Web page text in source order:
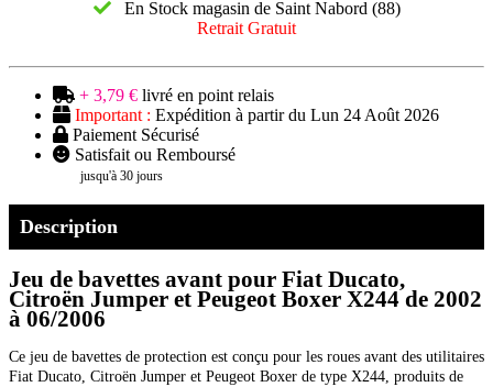
En Stock magasin de Saint Nabord (88)
Retrait Gratuit
+ 3,79 € livré en point relais
Important : Expédition à partir du Lun 24 Août 2026
Paiement Sécurisé
Satisfait ou Remboursé
jusqu'à 30 jours
Description
Jeu de bavettes avant pour Fiat Ducato,
Citroën Jumper et Peugeot Boxer X244 de 2002
à 06/2006
Ce jeu de bavettes de protection est conçu pour les roues avant des utilitaires
Fiat Ducato, Citroën Jumper et Peugeot Boxer de type X244, produits de